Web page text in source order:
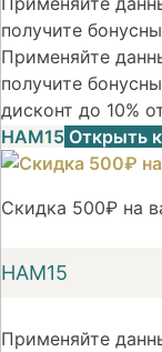
получите
Применяйте
получите
дисконт до 10%
НАМ15 Открыть
Скидка 500₽ на
НАМ15
Применяйте